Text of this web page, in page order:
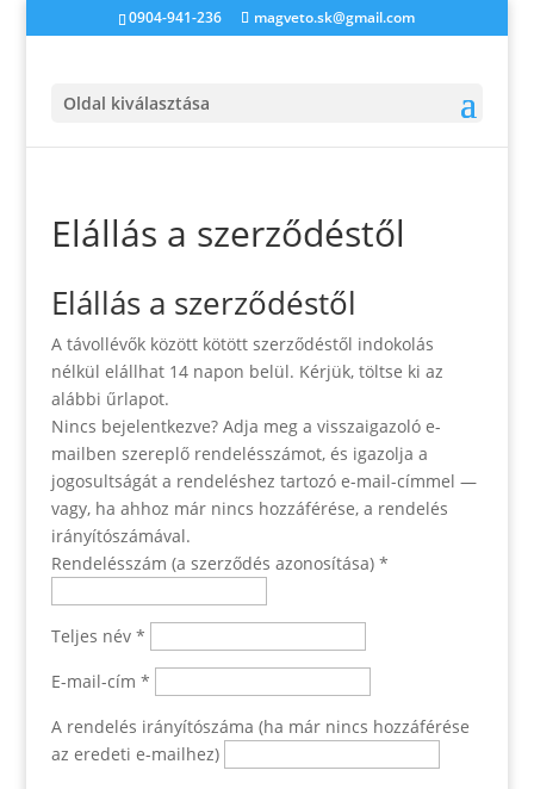
0904-941-236 magveto.sk@gmail.com
Oldal kiválasztása
Elállás a szerződéstől
Elállás a szerződéstől
A távollévők között kötött szerződéstől indokolás
nélkül elállhat 14 napon belül. Kérjük, töltse ki az
alábbi űrlapot.
Nincs bejelentkezve? Adja meg a visszaigazoló e-
mailben szereplő rendelésszámot, és igazolja a
jogosultságát a rendeléshez tartozó e-mail-címmel —
vagy, ha ahhoz már nincs hozzáférése, a rendelés
irányítószámával.
Rendelésszám (a szerződés azonosítása) *
Teljes név *
E-mail-cím *
A rendelés irányítószáma (ha már nincs hozzáférése
az eredeti e-mailhez)